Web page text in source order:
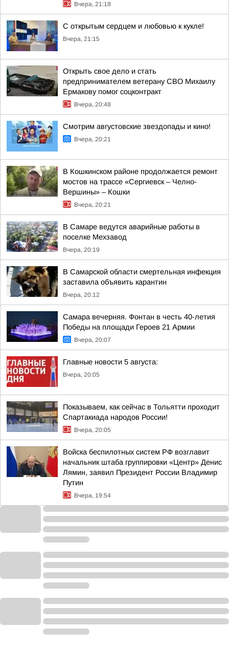
Вчера, 21:18
С открытым сердцем и любовью к кукле!
Вчера, 21:15
Открыть свое дело и стать
предпринимателем ветерану СВО Михаилу
Ермакову помог соцконтракт
Вчера, 20:48
Смотрим августовские звездопады и кино!
Вчера, 20:21
В Кошкинском районе продолжается ремонт
мостов на трассе «Сергиевск – Челно-
Вершины» – Кошки
Вчера, 20:21
В Самаре ведутся аварийные работы в
поселке Мехзавод
Вчера, 20:19
В Самарской области смертельная инфекция
заставила объявить карантин
Вчера, 20:12
Самара вечерняя. Фонтан в честь 40-летия
Победы на площади Героев 21 Армии
Вчера, 20:07
Главные новости 5 августа:
Вчера, 20:05
Показываем, как сейчас в Тольятти проходит
Спартакиада народов России!
Вчера, 20:05
Войска беспилотных систем РФ возглавит
начальник штаба группировки «Центр» Денис
Лямин, заявил Президент России Владимир
Путин
Вчера, 19:54